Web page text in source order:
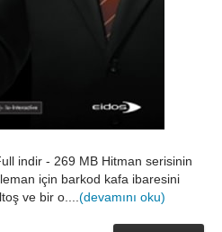
indir - 269 MB Hitman serisinin
için barkod kafa ibaresini
ve bir o.... (devamını oku)